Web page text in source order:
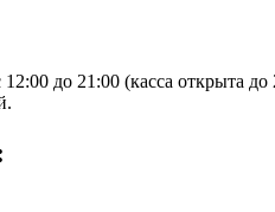
до 21:00 (касса открыта до